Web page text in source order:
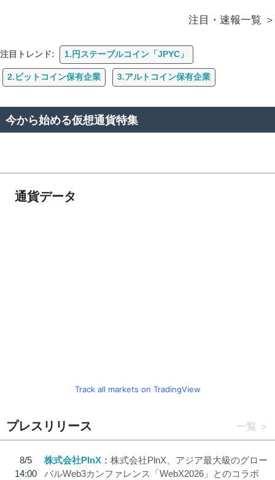
注目・速報一覧
注目トレンド: 1.円ステーブルコイン「JPYC」
2.ビットコイン保有企業 3.アルトコイン保有企業
今から始める仮想通貨特集
通貨データ
Track all markets on TradingView
プレスリリース 一覧
8/5
14:00
株式会社PlnX
株式会社PlnX、アジア最大級のグロー
バルWeb3カンファレンス「WebX2026」とのコラボ